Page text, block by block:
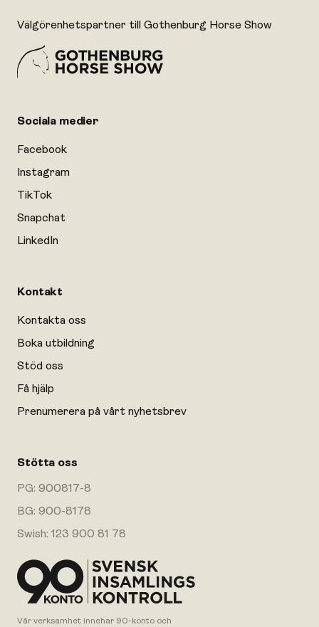
Välgörenhetspartner till Gothenburg Horse Show
Sociala medier
Facebook
Instagram
TikTok
Snapchat
LinkedIn
Kontakt
Kontakta oss
Boka utbildning
Stöd oss
Få hjälp
Prenumerera på vårt nyhetsbrev
Stötta oss
PG: 900817-8
BG: 900-8178
Swish: 123 900 81 78
Vår verksamhet innehar 90-konto och